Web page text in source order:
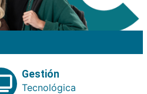
Gestión
Tecnológica